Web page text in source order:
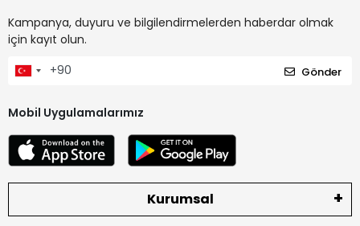
Kampanya, duyuru ve bilgilendirmelerden haberdar olmak
için kayıt olun.
Gönder
Mobil Uygulamalarımız
Kurumsal